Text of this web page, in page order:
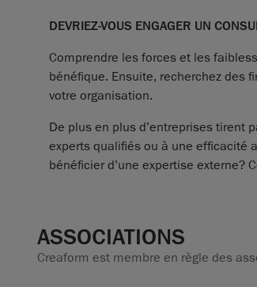
DEVRIEZ-VOUS ENGAGER UN
Comprendre les forces et les
bénéfique. Ensuite, recherchez des
votre organisation.
De plus en plus d’entreprises tirent
experts qualifiés ou à une efficacité
bénéficier d’une expertise externe?
ASSOCIATIONS
Creaform est membre en règle des